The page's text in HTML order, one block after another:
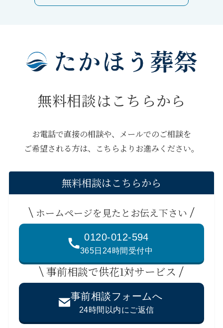
無料相談はこちらから
お電話で直接の相談や、メールでのご相談を
ご希望される方は、こちらよりお進みください。
無料相談はこちらから
ホームページを見たとお伝え下さい
0120-012-594
365日24時間受付中
事前相談で供花1対サービス
事前相談フォームへ
24時間以内にご返信